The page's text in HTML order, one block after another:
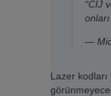
“CIJ
—
Lazer